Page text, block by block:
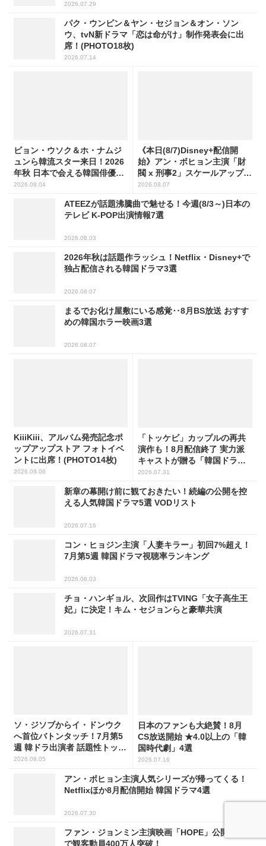
2026.07.29
パク・ウンビン＆ヤン・セジョン＆オン・ソン
ウ、tvN新ドラマ「恋は命がけ」制作発表会に出
席！(PHOTO18枚)
2026.07.14
ビョン・ウソク＆ホ・ナムジ
ュンら韓流スター来日！2026
年秋 日本で会える韓国俳優10
人
2026.08.04
《本日(8/7)Disney+配信開
始》アン・ボヒョン主演「財
閥 x 刑事2」スケールアップし
たFLEX捜査に注目
2026.08.07
ATEEZが話題沸騰曲で魅せる！今週(8/3～)日本の
テレビ K-POP出演情報7選
2026.08.03
2026年秋は話題作ラッシュ！Netflix・Disney+で
独占配信される韓国ドラマ3選
2026.08.07
まるでお化け屋敷にいる感覚‥8月BS放送 おすす
めの韓国ホラー映画3選
2026.08.07
KiiiKiii、アルバム発売記念ポ
ップアップストア フォトイベ
ントに出席！(PHOTO14枚)
2026.08.06
「トッケビ」カップルの再共
演作も！8月配信終了 実力派
キャストが贈る「韓国ドラ
マ」5選
2026.07.31
新章の幕開け前に観ておきたい！続編の公開を控
える人気韓国ドラマ5選 VODリスト
2026.07.16
コン・ヒョジン主演「人妻キラー」初回7%超え！
7月第5週 韓国ドラマ視聴率ランキング
2026.08.03
チョ・ハンギョル、次回作はTVING「女子高生王
妃」に決定！キム・セジョンらと豪華共演
2026.07.31
ソ・ジソブからイ・ドンウク
へ首位バトンタッチ！7月第5
週 韓ドラ出演者 話題性トップ
5
2026.08.05
日本のファンも大絶賛！8月
CS放送開始 ★4.0以上の「韓
国時代劇」4選
2026.07.16
アン・ボヒョン主演人気シリーズが帰ってくる！
Netflixほか8月配信開始 韓国ドラマ4選
2026.07.30
ファン・ジョンミン主演映画「HOPE」公開19日
で観客動員400万人突破！